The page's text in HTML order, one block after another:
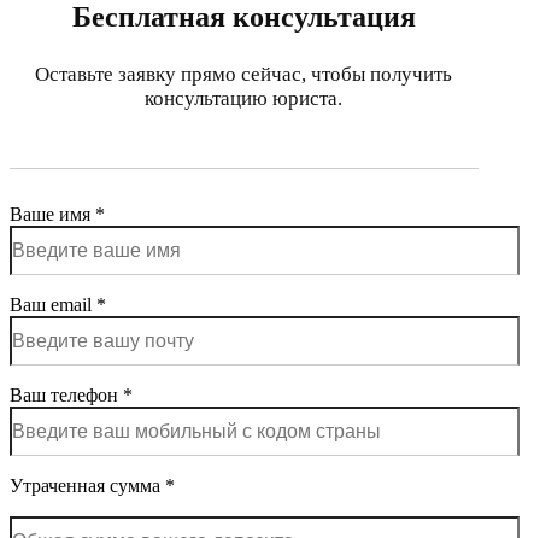
Бесплатная консультация
Оставьте заявку прямо сейчас, чтобы получить
консультацию юриста.
Ваше имя *
Ваш email *
Ваш телефон *
Утраченная сумма *